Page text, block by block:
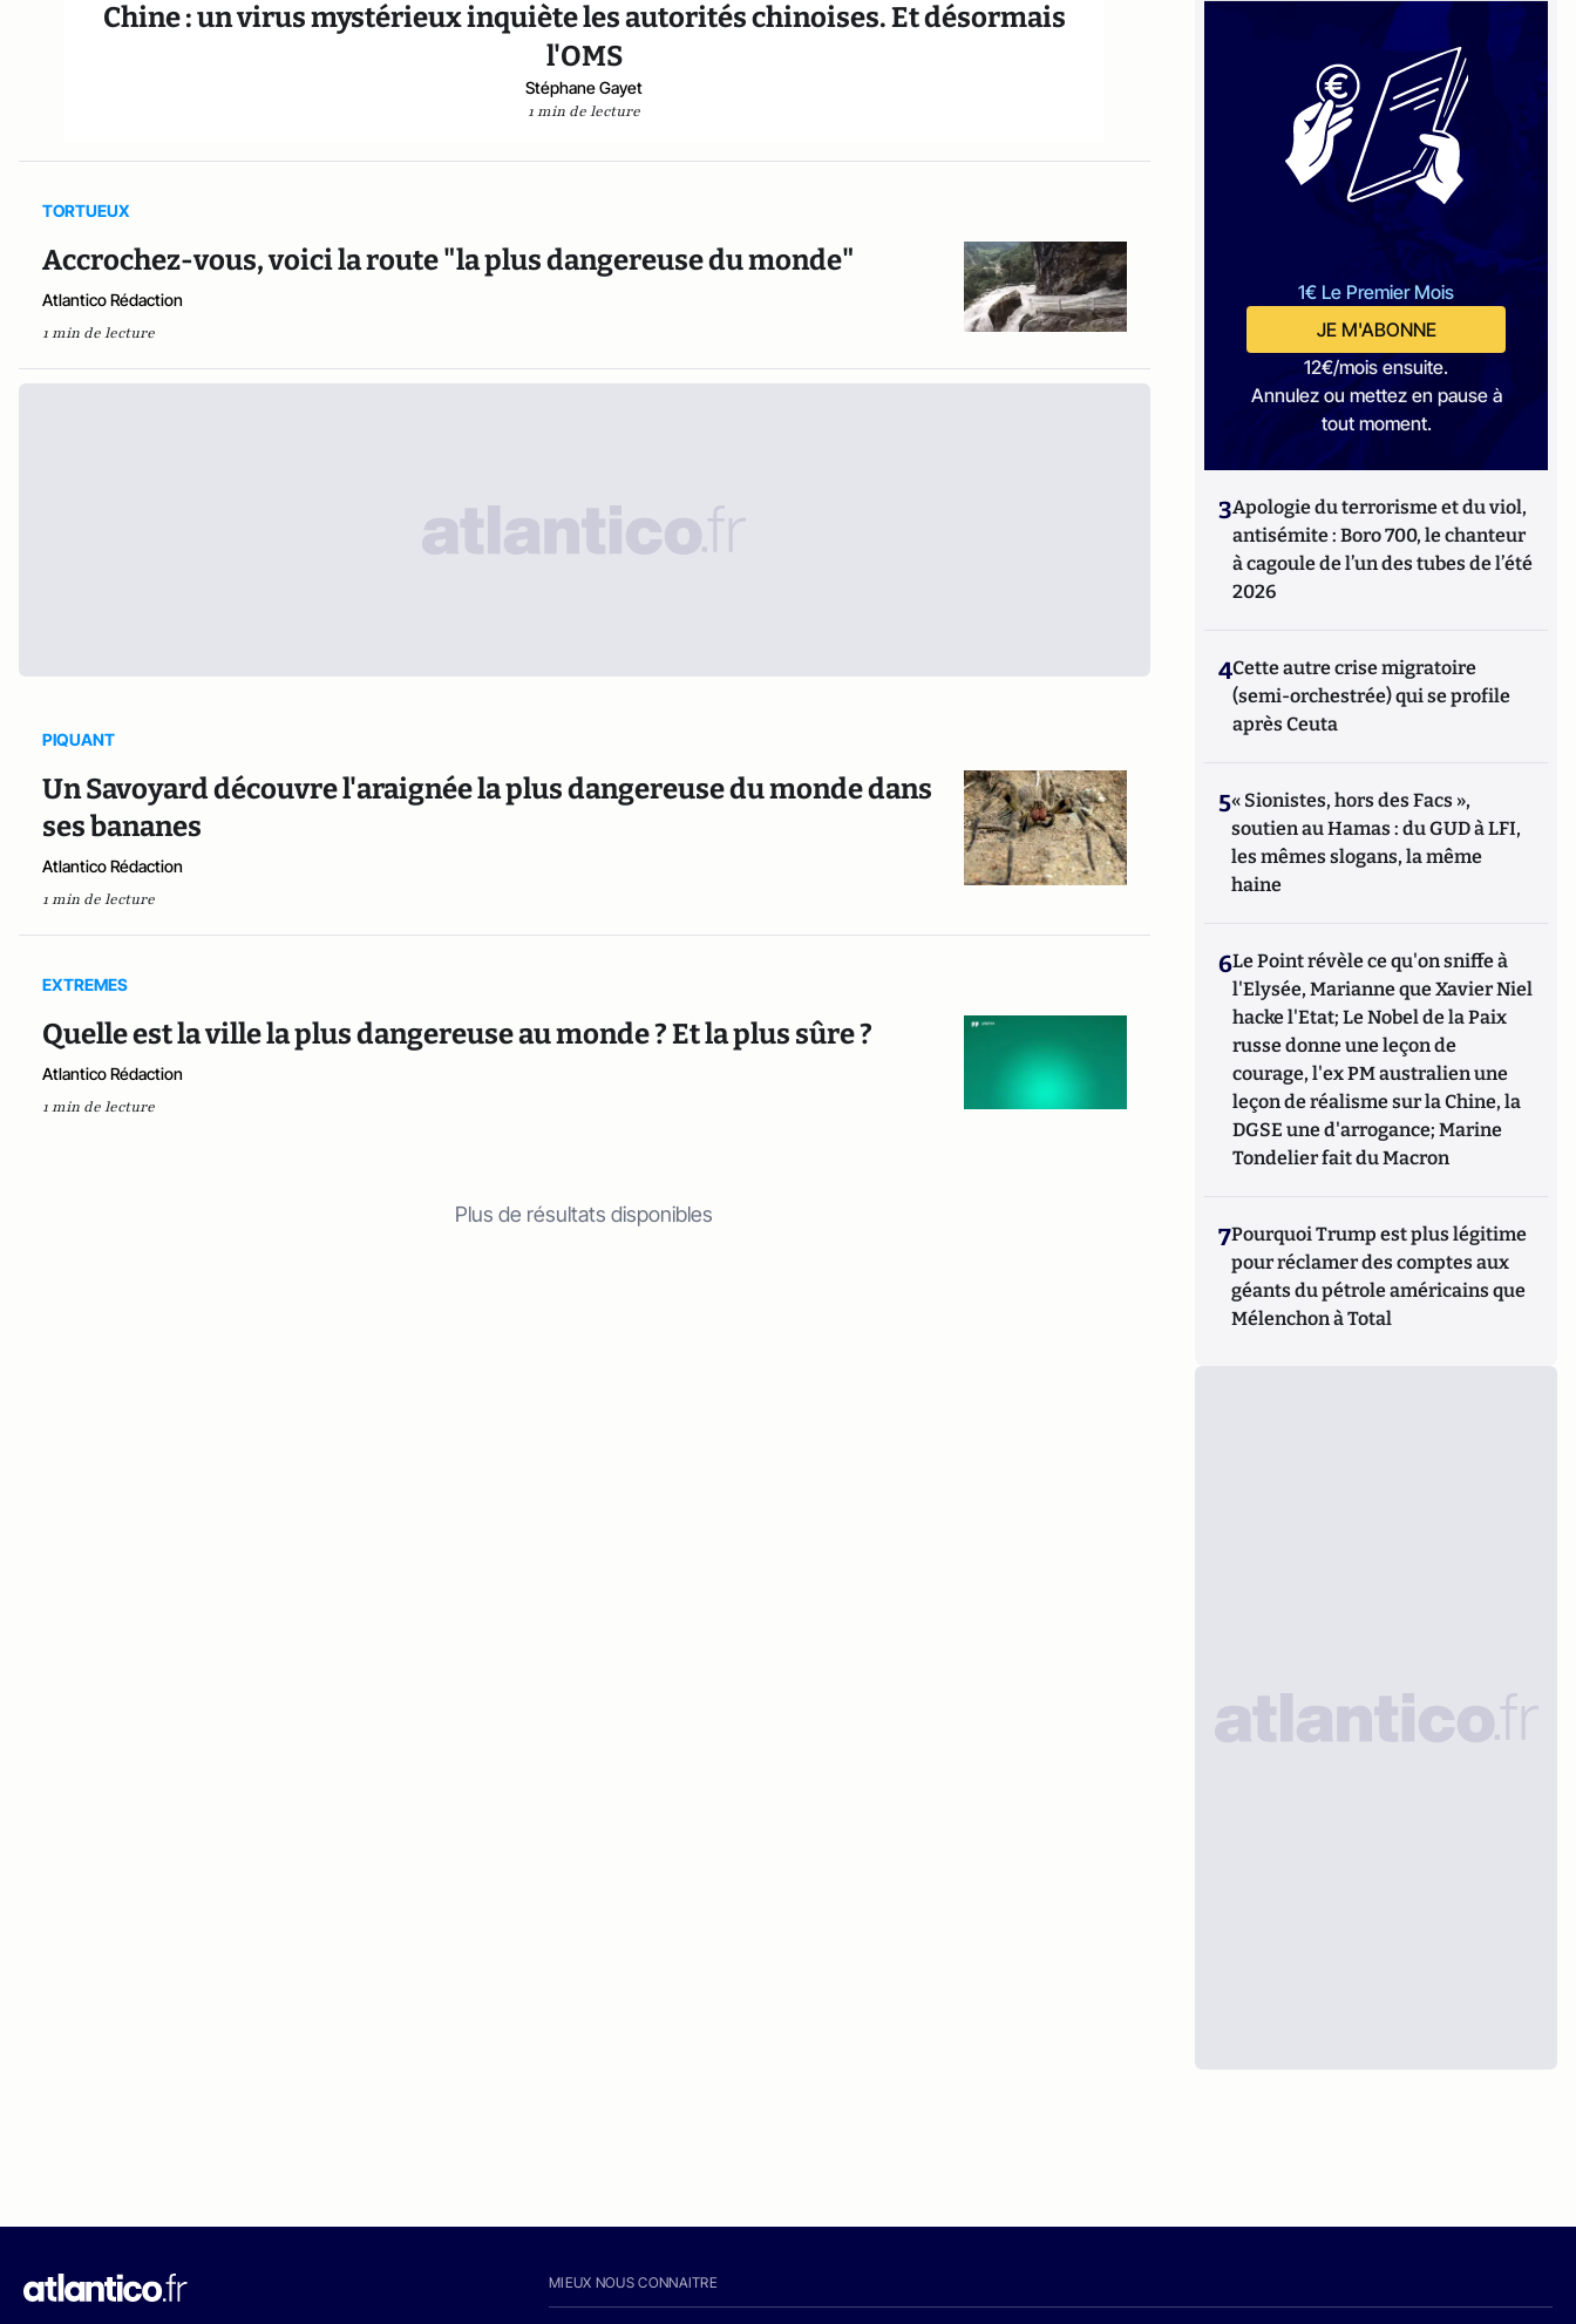
Chine : un virus mystérieux inquiète les autorités chinoises. Et désormais
l'OMS
Stéphane Gayet
1 min de lecture
TORTUEUX
Accrochez-vous, voici la route "la plus dangereuse du monde"
Atlantico Rédaction
1 min de lecture
PIQUANT
Un Savoyard découvre l'araignée la plus dangereuse du monde dans
ses bananes
Atlantico Rédaction
1 min de lecture
EXTREMES
Quelle est la ville la plus dangereuse au monde ? Et la plus sûre ?
Atlantico Rédaction
1 min de lecture
Plus de résultats disponibles
1€ Le Premier Mois
JE M'ABONNE
12€/mois ensuite.
Annulez ou mettez en pause à
tout moment.
3Apologie du terrorisme et du viol,
antisémite : Boro 700, le chanteur
à cagoule de l’un des tubes de l’été
2026
4Cette autre crise migratoire
(semi-orchestrée) qui se profile
après Ceuta
5« Sionistes, hors des Facs »,
soutien au Hamas : du GUD à LFI,
les mêmes slogans, la même
haine
6Le Point révèle ce qu'on sniffe à
l'Elysée, Marianne que Xavier Niel
hacke l'Etat; Le Nobel de la Paix
russe donne une leçon de
courage, l'ex PM australien une
leçon de réalisme sur la Chine, la
DGSE une d'arrogance; Marine
Tondelier fait du Macron
7Pourquoi Trump est plus légitime
pour réclamer des comptes aux
géants du pétrole américains que
Mélenchon à Total
MIEUX NOUS CONNAITRE